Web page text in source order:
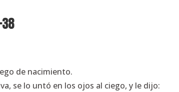
de nacimiento.
se lo untó en los ojos al ciego, y le dijo: